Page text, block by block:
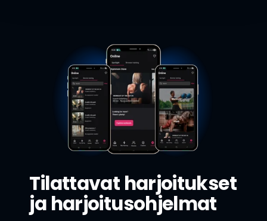
Tilattavat harjoitukset
ja harjoitusohjelmat